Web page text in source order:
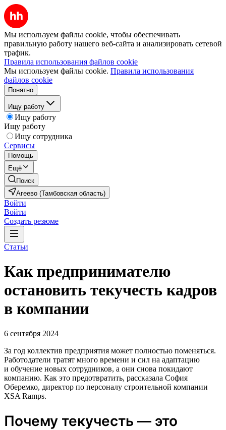
Мы используем файлы cookie, чтобы обеспечивать
правильную работу нашего веб-сайта и анализировать сетевой
трафик.
Правила использования файлов cookie
Мы используем файлы cookie. Правила использования
файлов cookie
Понятно
Ищу работу
Ищу работу
Ищу работу
Ищу сотрудника
Сервисы
Помощь
Ещё
Поиск
Агеево (Тамбовская область)
Войти
Войти
Создать резюме
Статьи
Как предпринимателю
остановить текучесть кадров
в компании
6 сентября 2024
За год коллектив предприятия может полностью поменяться.
Работодатели тратят много времени и сил на адаптацию
и обучение новых сотрудников, а они снова покидают
компанию. Как это предотвратить, рассказала София
Оберемко, директор по персоналу строительной компании
XSA Ramps.
Почему текучесть — это